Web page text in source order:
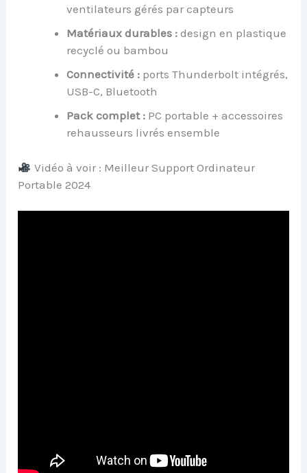
ventilateurs gérés par capteurs
Matériaux durables : design en plastique
recyclé ou bambou
Connectivité : ports Thunderbolt intégrés,
USB-C, Bluetooth
Pack complet : PC portable + accessoires
rehausseurs livrés ensemble
Vidéo à voir : Meilleur Support Ordinateur
Portable 2024